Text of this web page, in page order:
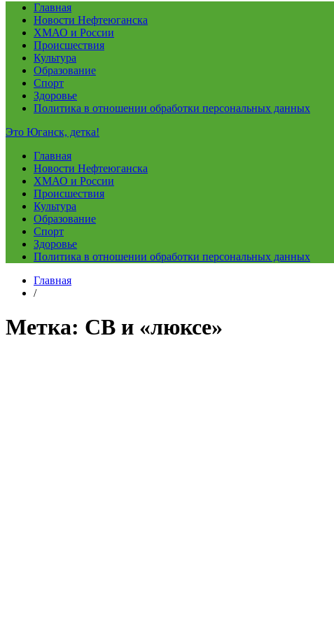
Главная
Новости Нефтеюганска
ХМАО и России
Происшествия
Культура
Образование
Спорт
Здоровье
Политика в отношении обработки персональных данных
Это Юганск, детка!
Главная
Новости Нефтеюганска
ХМАО и России
Происшествия
Культура
Образование
Спорт
Здоровье
Политика в отношении обработки персональных данных
Главная
/
Метка: СВ и «люксе»